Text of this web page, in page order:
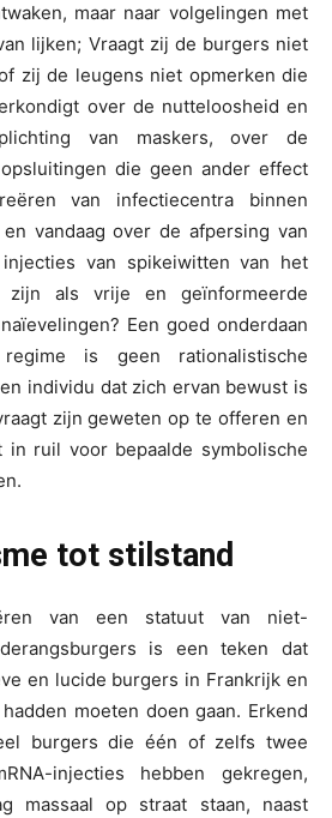
maar naar volgelingen met
lijken; Vraagt zij de burgers niet
zij de leugens niet opmerken die
over de nutteloosheid en
van maskers, over de
die geen ander effect
van infectiecentra binnen
vandaag over de afpersing van
van spikeiwitten van het
zijn als vrije en geïnformeerde
Een goed onderdaan
is geen rationalistische
individu dat zich ervan bewust is
zijn geweten op te offeren en
ruil voor bepaalde symbolische
tot stilstand
van een statuut van niet-
is een teken dat
en lucide burgers in Frankrijk en
moeten doen gaan. Erkend
burgers die één of zelfs twee
injecties hebben gekregen,
massaal op straat staan, naast